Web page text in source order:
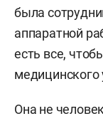
была
аппаратной
есть все,
медицинского
Она не